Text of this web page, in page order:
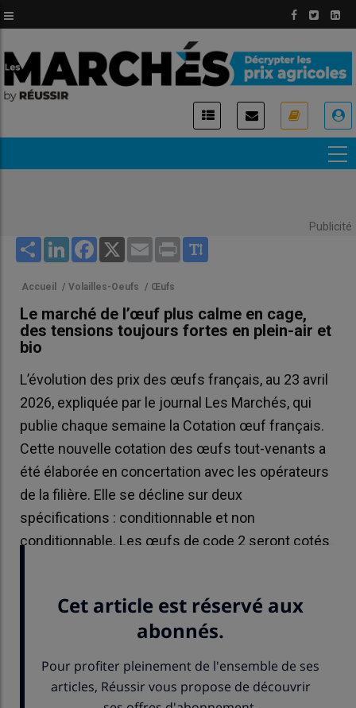
au
principal
Publicité
Share LinkedInFacebook
X Email Print
Accueil / Volailles-Oeufs / Œufs
Le marché de l’œuf plus calme en cage,
des tensions toujours fortes en plein-air et
bio
L’évolution des prix des œufs français, au 23 avril
2026, expliquée par le journal Les Marchés, qui
publie chaque semaine la Cotation œuf français.
Cette nouvelle cotation des œufs tout-venants a
été élaborée en concertation avec les opérateurs
de la filière. Elle se décline sur deux
spécifications : conditionnable et non
conditionnable. Les œufs de code 2 seront cotés